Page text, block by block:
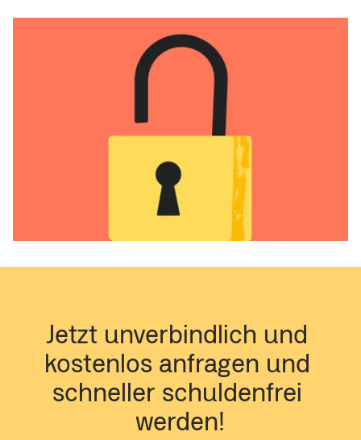
Jetzt unverbindlich und
kostenlos anfragen und
schneller schuldenfrei
werden!